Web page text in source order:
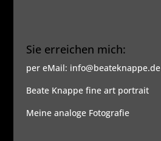
Sie erreichen mich:
per eMail: info@beateknappe.de
Beate Knappe fine art portrait
Meine analoge Fotografie